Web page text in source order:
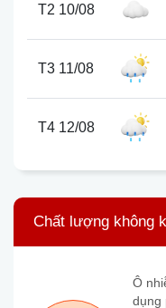
T2 10/08
T3 11/08
T4 12/08
Chất lượng không
Ô
dụng